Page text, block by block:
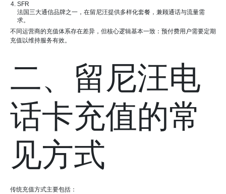
SFR
法国三大通信品牌之一，在留尼汪提供多样化套餐，兼顾通话与流量需
求。
不同运营商的充值体系存在差异，但核心逻辑基本一致：预付费用户需要定期
充值以维持服务有效。
二、留尼汪电
话卡充值的常
见方式
传统充值方式主要包括：